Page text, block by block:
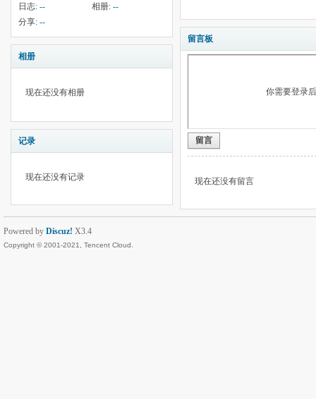
日志: -- 相册: --
分享: --
相册
现在还没有相册
记录
现在还没有记录
留言板
你需要登录
留言
现在还没有留言
Powered by Discuz! X3.4
Copyright © 2001-2021, Tencent Cloud.